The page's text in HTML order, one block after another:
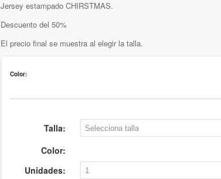
Jersey estampado CHIRSTMAS.
Descuento del 50%
El precio final se muestra al elegir la talla.
Color:
Talla:
Color:
Unidades: